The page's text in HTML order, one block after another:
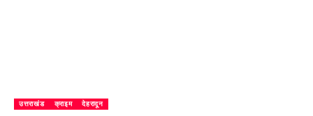
उत्तराखंड क्राइम देहरादून